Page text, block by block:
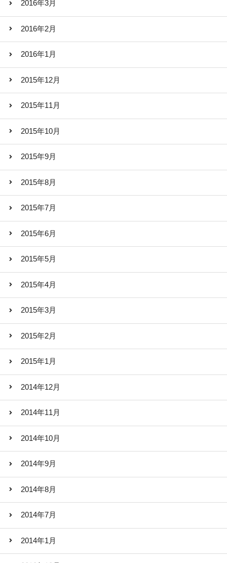
2016年3月
2016年2月
2016年1月
2015年12月
2015年11月
2015年10月
2015年9月
2015年8月
2015年7月
2015年6月
2015年5月
2015年4月
2015年3月
2015年2月
2015年1月
2014年12月
2014年11月
2014年10月
2014年9月
2014年8月
2014年7月
2014年1月